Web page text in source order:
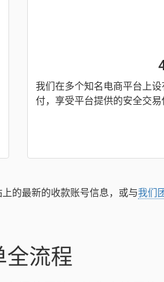
我们在多个知名电商平台上
付，享受平台提供的安全交易
的最新的收款账号信息，或与我们
全流程